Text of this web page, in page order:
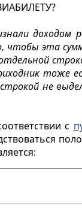
чтобы эта
тоже
не
с